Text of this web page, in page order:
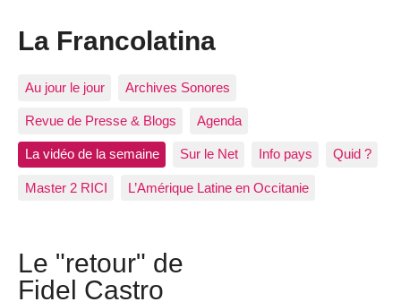
La Francolatina
Au jour le jour Archives Sonores
Revue de Presse & Blogs Agenda
La vidéo de la semaine Sur le Net Info pays Quid ?
Master 2 RICI L’Amérique Latine en Occitanie
Le "retour" de
Fidel Castro